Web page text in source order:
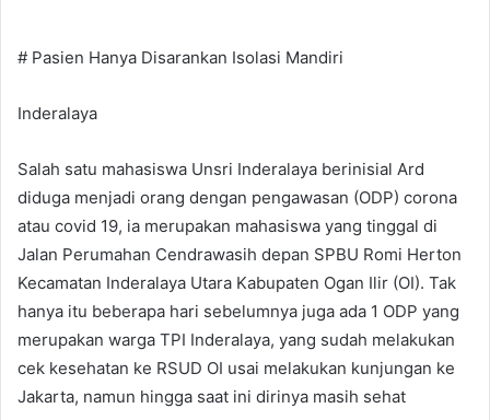
# Pasien Hanya Disarankan Isolasi Mandiri
Inderalaya
Salah satu mahasiswa Unsri Inderalaya berinisial Ard
diduga menjadi orang dengan pengawasan (ODP) corona
atau covid 19, ia merupakan mahasiswa yang tinggal di
Jalan Perumahan Cendrawasih depan SPBU Romi Herton
Kecamatan Inderalaya Utara Kabupaten Ogan Ilir (OI). Tak
hanya itu beberapa hari sebelumnya juga ada 1 ODP yang
merupakan warga TPI Inderalaya, yang sudah melakukan
cek kesehatan ke RSUD OI usai melakukan kunjungan ke
Jakarta, namun hingga saat ini dirinya masih sehat